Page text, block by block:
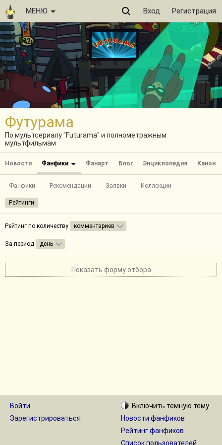
МЕНЮ Вход Регистрация
Футурама
По мультсериалу "Futurama" и полнометражным
мультфильмам
Новости Фанфики Фанарт Блог Энциклопедия Канон
Фанфики Рекомендации Заявки Коллекции
Рейтинги
Рейтинг по количеству комментариев
За период день
Показать форму отбора
Войти
Зарегистрироваться
Включить тёмную тему
Новости фанфиков
Рейтинг фанфиков
Список пользователей